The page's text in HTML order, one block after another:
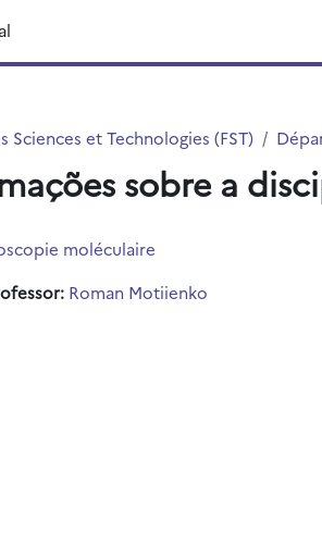
Sciences et Technologies (FST)
sobre a
moléculaire
Roman Motiienko